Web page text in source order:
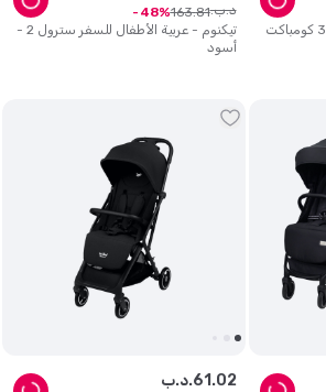
جيكل - عربية أطفال لايف 360 كومباكت
تيكنوم - عربية الأطفال للسفر سترول 2 -
أسود
د.ب. 163.81
48
د.ب.61 .02